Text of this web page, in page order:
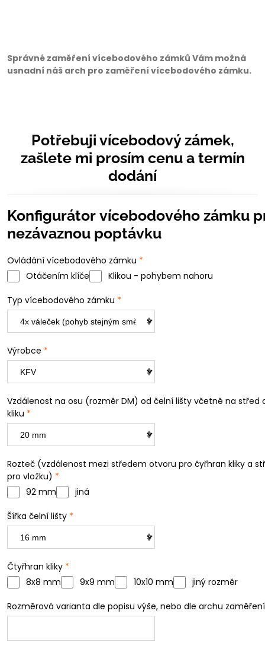
Správné zaměření vícebodového zámků Vám možná
usnadní náš arch pro zaměření vícebodového zámku.
Potřebuji vícebodový zámek,
zašlete mi prosím cenu a termín
dodání
Konfigurátor vícebodového zámku
nezávaznou poptávku
Ovládání vícebodového zámku *
Otáčením klíče
Klikou - pohybem nahoru
Typ vícebodového zámku *
Výrobce *
Vzdálenost na osu (rozměr DM) od čelní lišty včetně na střed
kliku *
Rozteč (vzdálenost mezi středem otvoru pro čyřhran kliky a
pro vložku) *
92 mm
jiná
Šířka čelní lišty *
Čtyřhran kliky *
8x8 mm
9x9 mm 10x10 mm jiný rozměr
Rozměrová varianta dle popisu výše, nebo dle archu zaměření